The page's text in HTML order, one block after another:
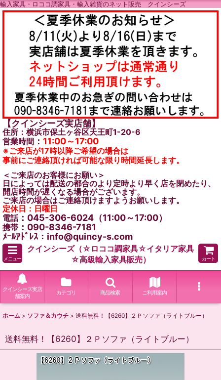
輸入家具・ロココ調家具・輸入雑貨のネット販売 クインシーズ
【クインシーズ実店舗】
住所：横浜市保土ヶ谷区天王町1-20-6
営業時間 ： 11:00～17:00
※ご来店が17時以降ご希望の場合は
事前にご連絡頂ければ可能な限り時間延長します。
＜ご来店のお客様にお願い＞
日によっては配送の都合のより定時より早く店を閉めたり、
開店時間が遅くなる場合がございます。
ご来店の場合はご連絡頂けますようお願いします。
定休日：日曜日
電話：045-306-6024（11:00～17:00）
携帯 ：090-8346-7181
ﾒｰﾙｱﾄﾞﾚｽ：info@quincy-s.com
メニュー
クインシーズ（☆ロココ調家具☆イタリア家具
☆高級輸入家具販売）
カート
クインシーズ実店
舗案内
カテゴリ 商品検索 ご利用案内
ホーム > ソファ＆カウチ > 送料無料！【6260】２Ｐソファ（ライトブルー）
送料無料！【6260】２Ｐソファ（ライトブルー）